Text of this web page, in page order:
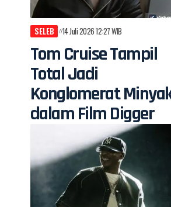
SELEB 14 Juli 2026 12:27 WIB
Tom Cruise Tampil
Total Jadi
Konglomerat
dalam Film Digger